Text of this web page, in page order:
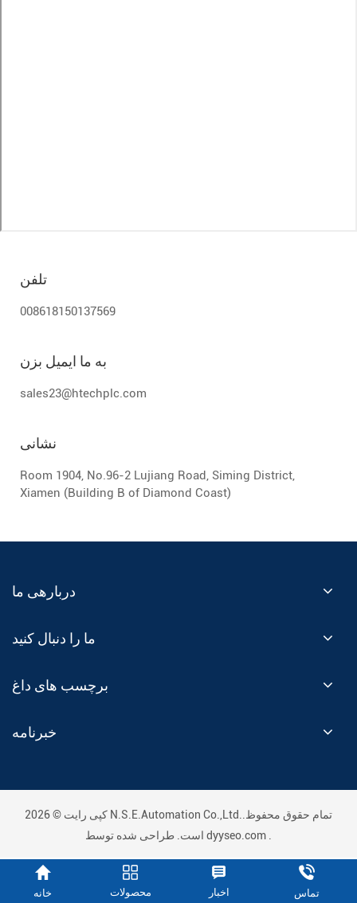
تلفن
008618150137569
به ما ایمیل بزن
sales23@htechplc.com
نشانی
Room 1904, No.96-2 Lujiang Road, Siming District,
Xiamen (Building B of Diamond Coast)
دربارهی ما
ما را دنبال کنید
برچسب های داغ
خبرنامه
کپی رایت © 2026 N.S.E.Automation Co.,Ltd..تمام حقوق محفوظ
dyyseo.com
خانه محصولات اخبار تماس